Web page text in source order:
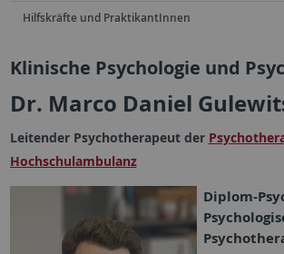
Hilfskräfte und PraktikantInnen
Klinische Psychologie und
Dr. Marco Daniel
Leitender Psychotherapeut der
Hochschulambulanz
Diplom-